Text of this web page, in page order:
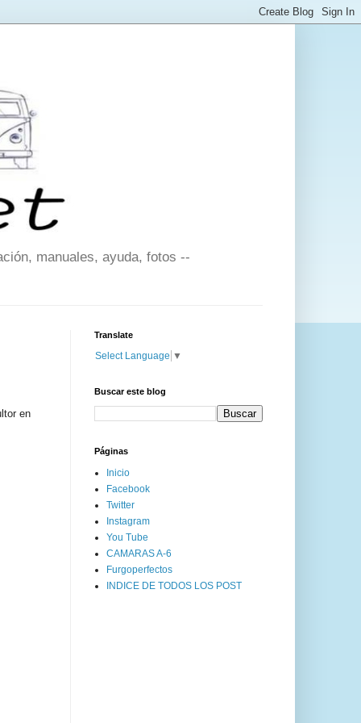
manuales, ayuda, fotos --
en
Translate
Select Language ▼
Buscar este blog
Páginas
Inicio
Facebook
Twitter
Instagram
You Tube
CAMARAS A-6
Furgoperfectos
INDICE DE TODOS LOS POST